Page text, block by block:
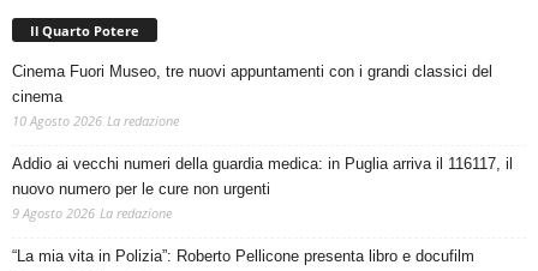
Il Quarto Potere
Cinema Fuori Museo, tre nuovi appuntamenti con i grandi classici del
cinema
10 Agosto 2026 La redazione
Addio ai vecchi numeri della guardia medica: in Puglia arriva il 116117, il
nuovo numero per le cure non urgenti
9 Agosto 2026 La redazione
“La mia vita in Polizia”: Roberto Pellicone presenta libro e docufilm